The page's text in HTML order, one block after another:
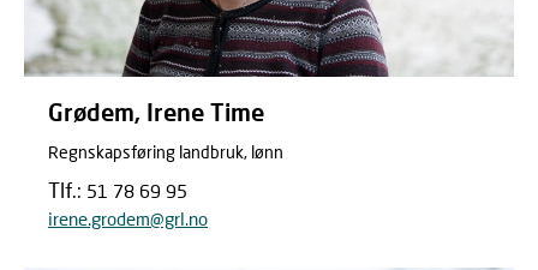
Grødem, Irene Time
Regnskapsføring landbruk, lønn
Tlf.: 51 78 69 95
irene.grodem@grl.no